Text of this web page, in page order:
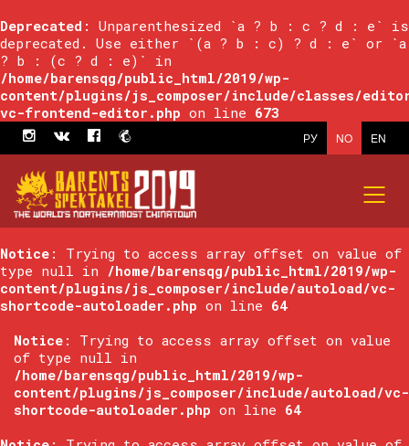
Deprecated : Unparenthesized `a ? b : c ? d : e` is
deprecated. Use either `(a ? b : c) ? d : e` or `a
? b : (c ? d : e)` in
/home/barensqg/public_html/2019/wp-
content/plugins/js_composer/include/classes/
vc-frontend-editor.php on line 673
EN
NO
РУ
Notice : Trying to access array offset on value of
type null in /home/barensqg/public_html/2019/wp-
content/plugins/js_composer/include/autoload/vc-
shortcode-autoloader.php on line 64
Notice : Trying to access array offset on value
of type null in
/home/barensqg/public_html/2019/wp-
content/plugins/js_composer/include/autoload/vc-
shortcode-autoloader.php on line 64